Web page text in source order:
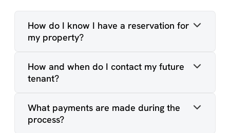
How do I know I have a reservation for
my property?
How and when do I contact my future
tenant?
What payments are made during the
process?